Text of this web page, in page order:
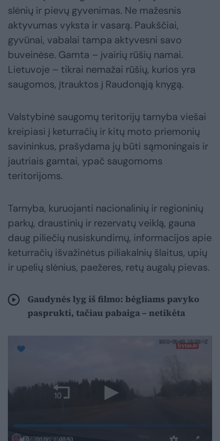
slėnių ir pievų gyvenimas. Ne mažesnis
aktyvumas vyksta ir vasarą. Paukščiai,
gyvūnai, vabalai tampa aktyvesni savo
buveinėse. Gamta – įvairių rūšių namai.
Lietuvoje – tikrai nemažai rūšių, kurios yra
saugomos, įtrauktos į Raudonąją knygą.
Valstybinė saugomų teritorijų tarnyba viešai
kreipiasi į keturračių ir kitų moto priemonių
savininkus, prašydama jų būti sąmoningais ir
jautriais gamtai, ypač saugomoms
teritorijoms.
Tarnyba, kuruojanti nacionalinių ir regioninių
parkų, draustinių ir rezervatų veiklą, gauna
daug piliečių nusiskundimų, informacijos apie
keturračių išvažinėtus piliakalnių šlaitus, upių
ir upelių slėnius, paežeres, retų augalų pievas.
Gaudynės lyg iš filmo: bėgliams pavyko
pasprukti, tačiau pabaiga – netikėta